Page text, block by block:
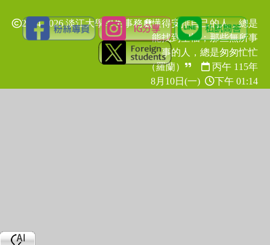
2024-2026 淡江大學學生事務處懂得安排自己的人，總是
能找到空檔；那些無所事
事的人，總是匆匆忙忙
（羅蘭）
丙午 115年
8月10日(一)
下午 01:14